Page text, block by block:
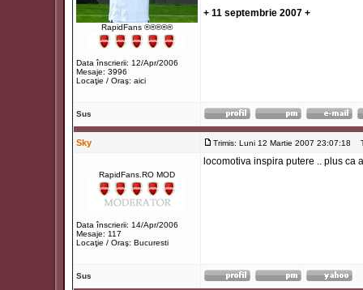
RapidFans ®®®®®
Data înscrierii: 12/Apr/2006
Mesaje: 3996
Locaţie / Oraş: aici
+ 11 septembrie 2007 +
Sus
Sky Trimis: Luni 12 Martie 2007 23:07:18
RapidFans.RO MOD
Data înscrierii: 14/Apr/2006
Mesaje: 117
Locaţie / Oraş: Bucuresti
locomotiva inspira putere .. plus ca
Sus